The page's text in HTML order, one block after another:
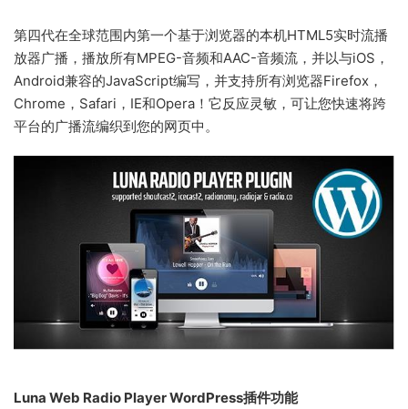
第四代在全球范围内第一个基于浏览器的本机HTML5实时流播
放器广播，播放所有MPEG-音频和AAC-音频流，并以与iOS，
Android兼容的JavaScript编写，并支持所有浏览器Firefox，
Chrome，Safari，IE和Opera！它反应灵敏，可让您快速将跨
平台的广播流编织到您的网页中。
Luna Web Radio Player WordPress插件功能